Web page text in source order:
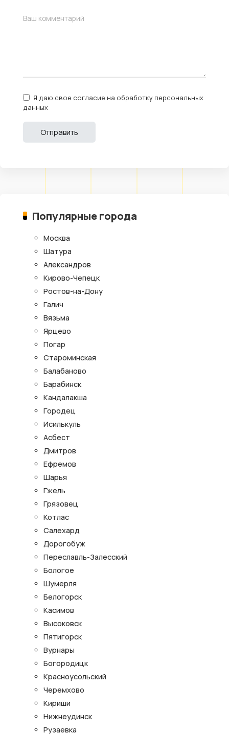
Я даю свое согласие на обработку персональных
данных
Популярные города
Москва
Шатура
Александров
Кирово-Чепецк
Ростов-на-Дону
Галич
Вязьма
Ярцево
Погар
Староминская
Балабаново
Барабинск
Кандалакша
Городец
Исилькуль
Асбест
Дмитров
Ефремов
Шарья
Гжель
Грязовец
Котлас
Салехард
Дорогобуж
Переславль-Залесский
Бологое
Шумерля
Белогорск
Касимов
Высоковск
Пятигорск
Вурнары
Богородицк
Красноусольский
Черемхово
Кириши
Нижнеудинск
Рузаевка